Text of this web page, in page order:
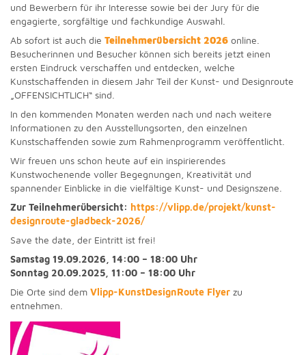
und Bewerbern für ihr Interesse sowie bei der Jury für die
engagierte, sorgfältige und fachkundige Auswahl.
Ab sofort ist auch die Teilnehmerübersicht 2026 online.
Besucherinnen und Besucher können sich bereits jetzt einen
ersten Eindruck verschaffen und entdecken, welche
Kunstschaffenden in diesem Jahr Teil der Kunst- und Designroute
„OFFENSICHTLICH“ sind.
In den kommenden Monaten werden nach und nach weitere
Informationen zu den Ausstellungsorten, den einzelnen
Kunstschaffenden sowie zum Rahmenprogramm veröffentlicht.
Wir freuen uns schon heute auf ein inspirierendes
Kunstwochenende voller Begegnungen, Kreativität und
spannender Einblicke in die vielfältige Kunst- und Designszene.
Zur Teilnehmerübersicht: https://vlipp.de/projekt/kunst-
designroute-gladbeck-2026/
Save the date, der Eintritt ist frei!
Samstag 19.09.2026, 14:00 – 18:00 Uhr
Sonntag 20.09.2025, 11:00 – 18:00 Uhr
Die Orte sind dem Vlipp-KunstDesignRoute Flyer zu
entnehmen.